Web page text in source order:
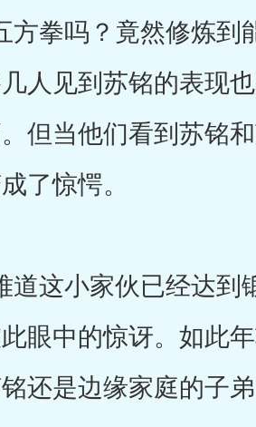
方拳吗？竟然修炼到
人见到苏铭的表现
但当他们看到苏铭
了惊愕。
道这小家伙已经达到
眼中的惊讶。如此
还是边缘家庭的子